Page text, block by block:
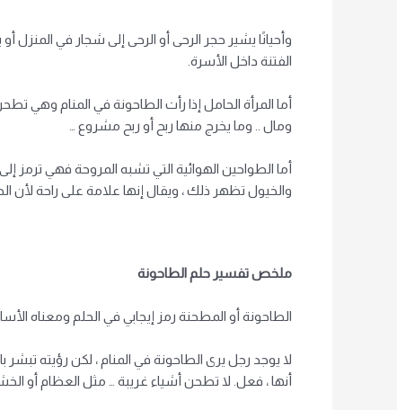
وأحيانًا يشير حجر الرحى أو الرحى إلى شجار في المنزل
الفتنة داخل الأسرة.
أما المرأة الحامل إذا رأت الطاحونة في المنام
ومال .. وما يخرج منها ربح أو ربح مشروع …
أما الطواحين الهوائية التي تشبه المروحة فهي ترمز
والخيول تظهر ذلك ، ويقال إنها علامة على راحة لأن
ملخص تفسير حلم الطاحونة
الطاحونة أو المطحنة رمز إيجابي في الحلم ومعناه
لا يوجد رجل يرى الطاحونة في المنام ، لكن رؤيته
أنها ، فعل. لا تطحن أشياء غريبة … مثل العظام أو